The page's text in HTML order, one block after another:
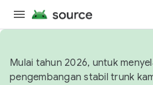
Mulai tahun 2026, untuk
pengembangan stabil trunk